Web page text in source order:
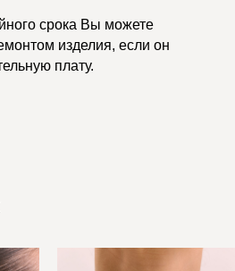
срока Вы можете
изделия, если он
плату.